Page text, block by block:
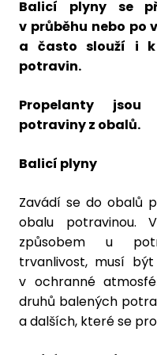
Balicí plyny se
v průběhu nebo po
a často slouží i k
potravin.
Propelanty
potraviny z obalů.
Balicí plyny
Zavádí se do obalů
obalu potravinou.
způsobem u
trvanlivost, musí
v ochranné
druhů balených
a dalších, které se